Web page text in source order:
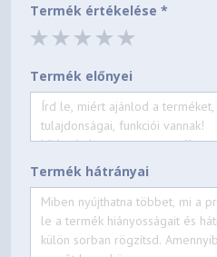
Termék értékelése *
Termék előnyei
Termék hátrányai